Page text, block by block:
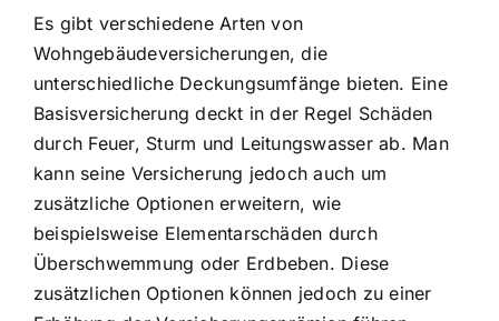
Es gibt verschiedene Arten von
Wohngebäudeversicherungen, die
unterschiedliche Deckungsumfänge bieten. Eine
Basisversicherung deckt in der Regel Schäden
durch Feuer, Sturm und Leitungswasser ab. Man
kann seine Versicherung jedoch auch um
zusätzliche Optionen erweitern, wie
beispielsweise Elementarschäden durch
Überschwemmung oder Erdbeben. Diese
zusätzlichen Optionen können jedoch zu einer